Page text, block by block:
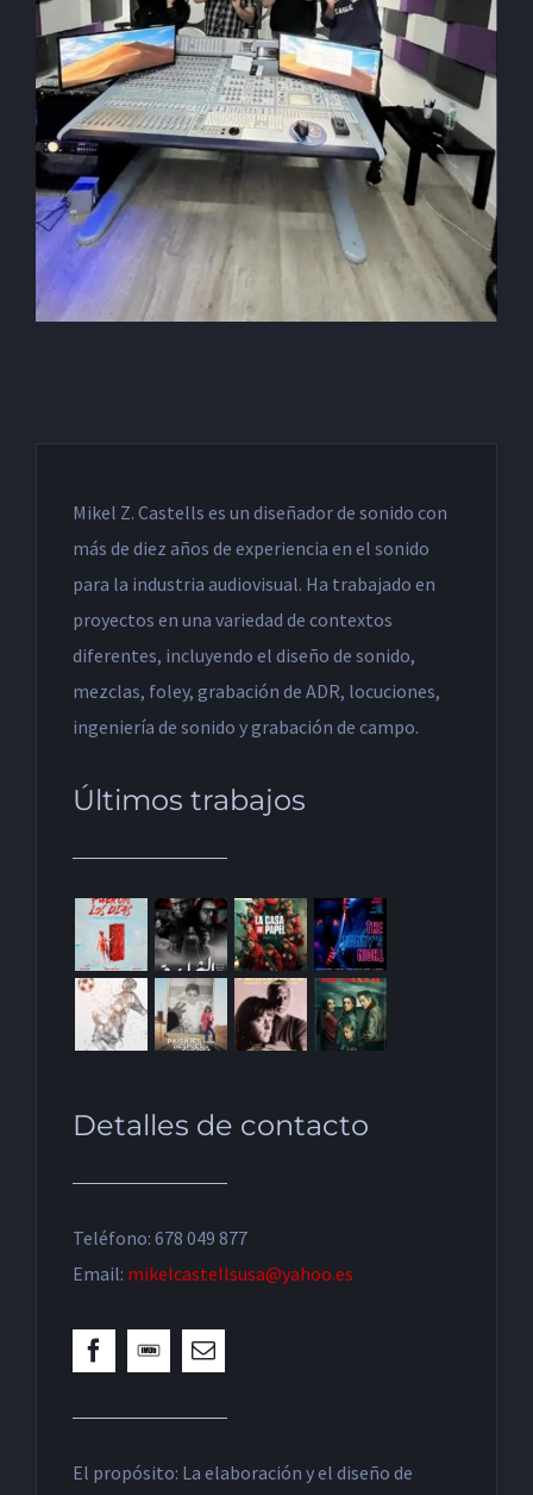
Mikel Z. Castells es un diseñador de sonido con
más de diez años de experiencia en el sonido
para la industria audiovisual. Ha trabajado en
proyectos en una variedad de contextos
diferentes, incluyendo el diseño de sonido,
mezclas, foley, grabación de ADR, locuciones,
ingeniería de sonido y grabación de campo.
Últimos trabajos
Detalles de contacto
Teléfono: 678 049 877
Email: mikelcastellsusa@yahoo.es
El propósito: La elaboración y el diseño de